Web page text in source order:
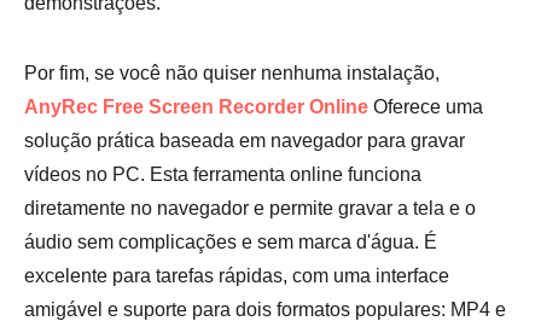
Passo 1.
Por fim, se você não quiser nenhuma instalação,
AnyRec Free Screen Recorder Online Oferece uma
solução prática baseada em navegador para gravar
vídeos no PC. Esta ferramenta online funciona
diretamente no navegador e permite gravar a tela e o
áudio sem complicações e sem marca d'água. É
excelente para tarefas rápidas, com uma interface
amigável e suporte para dois formatos populares: MP4 e